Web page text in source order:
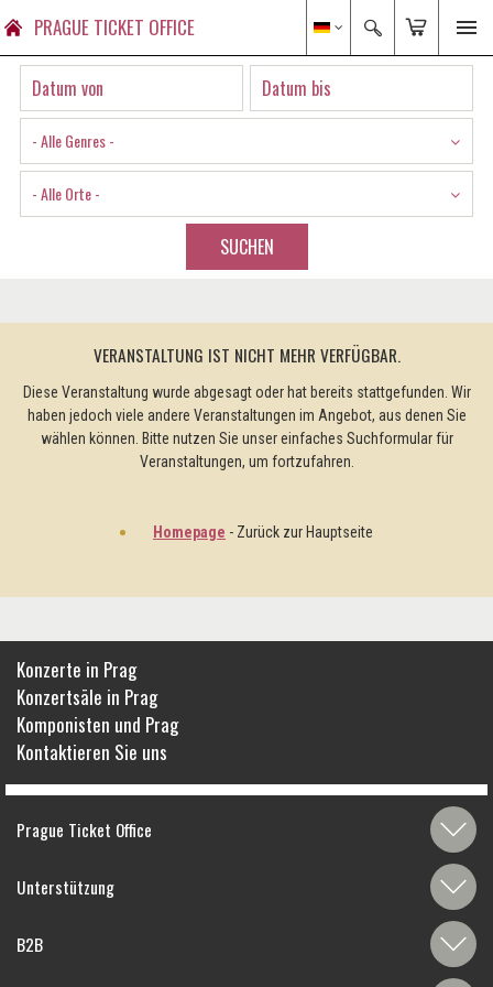
PRAGUE TICKET OFFICE
- Alle Genres -
- Alle Orte -
SUCHEN
VERANSTALTUNG IST NICHT MEHR VERFÜGBAR.
Diese Veranstaltung wurde abgesagt oder hat bereits stattgefunden. Wir
haben jedoch viele andere Veranstaltungen im Angebot, aus denen Sie
wählen können. Bitte nutzen Sie unser einfaches Suchformular für
Veranstaltungen, um fortzufahren.
Homepage - Zurück zur Hauptseite
Konzerte in Prag
Konzertsäle in Prag
Komponisten und Prag
Kontaktieren Sie uns
Prague Ticket Office
Unterstützung
B2B